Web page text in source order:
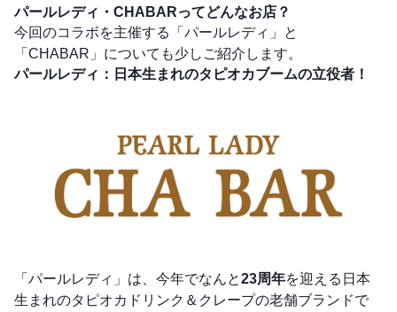
パールレディ・CHABARってどんなお店？
今回のコラボを主催する「パールレディ」と
「CHABAR」についても少しご紹介します。
パールレディ：日本生まれのタピオカブームの立役者！
「パールレディ」は、今年でなんと23周年を迎える日本
生まれのタピオカドリンク＆クレープの老舗ブランドで